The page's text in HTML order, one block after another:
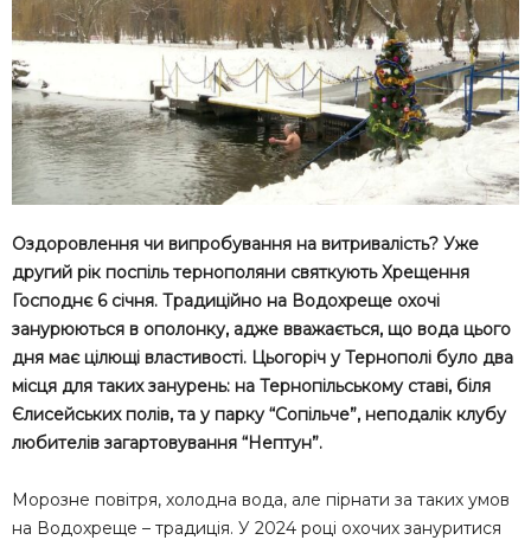
Оздоровлення чи випробування на витривалість? Уже
другий рік поспіль тернополяни святкують Хрещення
Господнє 6 січня. Традиційно на Водохреще охочі
занурюються в ополонку, адже вважається, що вода цього
дня має цілющі властивості. Цьогоріч у Тернополі було два
місця для таких занурень: на Тернопільському ставі, біля
Єлисейських полів, та у парку “Сопільче”, неподалік клубу
любителів загартовування “Нептун”.
Морозне повітря, холодна вода, але пірнати за таких умов
на Водохреще – традиція. У 2024 році охочих зануритися